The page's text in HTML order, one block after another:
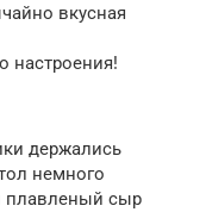
вкусная
настроения!
держались
немного
плавленый сыр